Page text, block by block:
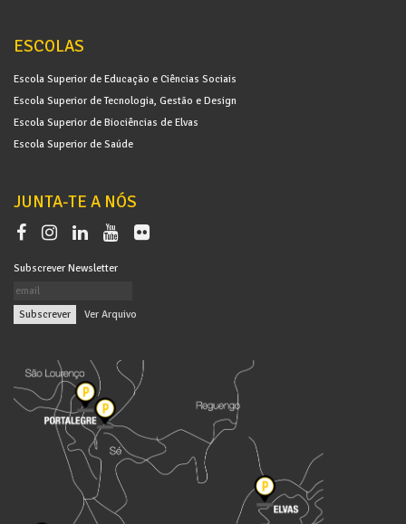
ESCOLAS
Escola Superior de Educação e Ciências Sociais
Escola Superior de Tecnologia, Gestão e Design
Escola Superior de Biociências de Elvas
Escola Superior de Saúde
JUNTA-TE A NÓS
Subscrever Newsletter
Ver Arquivo